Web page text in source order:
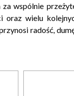
wspólnie
oraz wielu
radość,